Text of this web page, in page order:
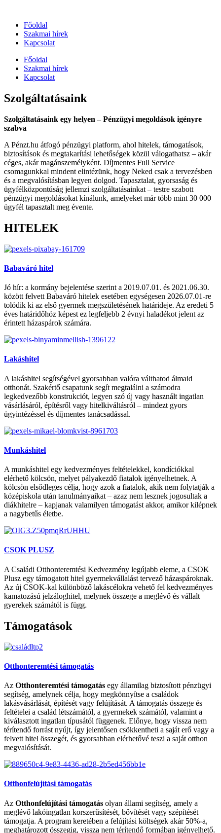
Főoldal
Szakmai hírek
Kapcsolat
Főoldal
Szakmai hírek
Kapcsolat
Szolgáltatásaink
Szolgáltatásaink egy helyen – Pénzügyi megoldások igényre
szabva
A Pénzt.hu átfogó pénzügyi platform, ahol hitelek, támogatások,
biztosítások és megtakarítási lehetőségek közül válogathatsz – akár
céges, akár magánszemélyként. Díjmentes Full Service
csomagunkkal mindent elintézünk, hogy Neked csak a tervezésben
és a megvalósításban legyen dolgod. Tapasztalat, gyorsaság és
ügyfélközpontúság jellemzi szolgáltatásainkat – testre szabott
pénzügyi megoldásokat kínálunk, amelyeket már több mint 30 000
ügyfél tapasztalt meg évente.
HITELEK
Babaváró hitel
Jó hír: a kormány bejelentése szerint a 2019.07.01. és 2021.06.30.
között felvett Babaváró hitelek esetében egységesen 2026.07.01-re
tolódik ki az első gyermek megszületésének határideje. Az eredeti 5
éves határidőhöz képest ez legfeljebb 2 évnyi haladékot jelent az
érintett házaspárok számára.
Lakáshitel
A lakáshitel segítségével gyorsabban valóra válthatod álmaid
otthonát. Szakértő csapatunk segít megtalálni a számodra
legkedvezőbb konstrukciót, legyen szó új vagy használt ingatlan
vásárlásáról, építésről vagy hitelkiváltásról – mindezt gyors
ügyintézéssel és díjmentes tanácsadással.
Munkáshitel
A munkáshitel egy kedvezményes feltételekkel, kondíciókkal
elérhető kölcsön, melyet pályakezdő fiatalok igényelhetnek. A
kölcsön elsődleges célja, hogy azok a fiatalok, akik nem folytatják a
középiskola után tanulmányaikat – azaz nem lesznek jogosultak a
diákhitelre – kapjanak valamilyen támogatást akkor, amikor kilépnek
a nagybetűs életbe.
CSOK PLUSZ
A Családi Otthonteremtési Kedvezmény legújabb eleme, a CSOK
Plusz egy támogatott hitel gyermekvállalást tervező házaspároknak.
Az új CSOK-kal különböző lakáscélokra vehető fel kedvezményes
kamatozású jelzáloghitel, melynek összege a meglévő és vállalt
gyerekek számától is függ.
Támogatások
Otthonteremtési támogatás
Az Otthonteremtési támogatás egy államilag biztosított pénzügyi
segítség, amelynek célja, hogy megkönnyítse a családok
lakásvásárlását, építését vagy felújítását. A támogatás összege és
feltételei a család létszámától, a gyermekek számától, valamint a
kiválasztott ingatlan típusától függenek. Előnye, hogy vissza nem
térítendő forrást nyújt, így jelentősen csökkentheti a saját erő vagy a
felvett hitel összegét, és gyorsabban elérhetővé teszi a saját otthon
megvalósítását.
Otthonfelújítási támogatás
Az Otthonfelújítási támogatás olyan állami segítség, amely a
meglévő lakóingatlan korszerűsítését, bővítését vagy szépítését
támogatja. A program keretében a felújítási költségek akár 50%-a,
meghatározott összegig, vissza nem térítendő formában igényelhető.